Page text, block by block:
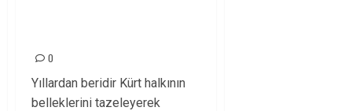
0
Yıllardan beridir Kürt halkının
belleklerini tazeleyerek